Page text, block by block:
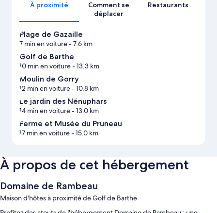
À proximité
Comment se
déplacer
Restaurants
Plage de Gazaille
7 min en voiture- 7.6 km
Golf de Barthe
10 min en voiture- 13.3 km
Moulin de Gorry
12 min en voiture- 10.8 km
Le jardin des Nénuphars
14 min en voiture- 13.0 km
Ferme et Musée du Pruneau
17 min en voiture- 15.0 km
À propos de cet hébergement
Domaine de Rambeau
Maison d'hôtes à proximité de Golf de Barthe